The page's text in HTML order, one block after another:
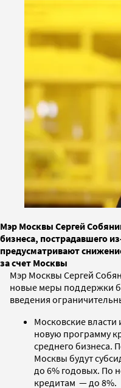
Мэр Москвы Сергей
бизнеса, пострадавшего
предусматривают
за счет Москвы
Мэр Москвы Сергей
новые меры поддержки
введения
Московские власти
новую программу
среднего бизнеса.
Москвы будут
до 6% годовых. По
кредитам — до 8%.